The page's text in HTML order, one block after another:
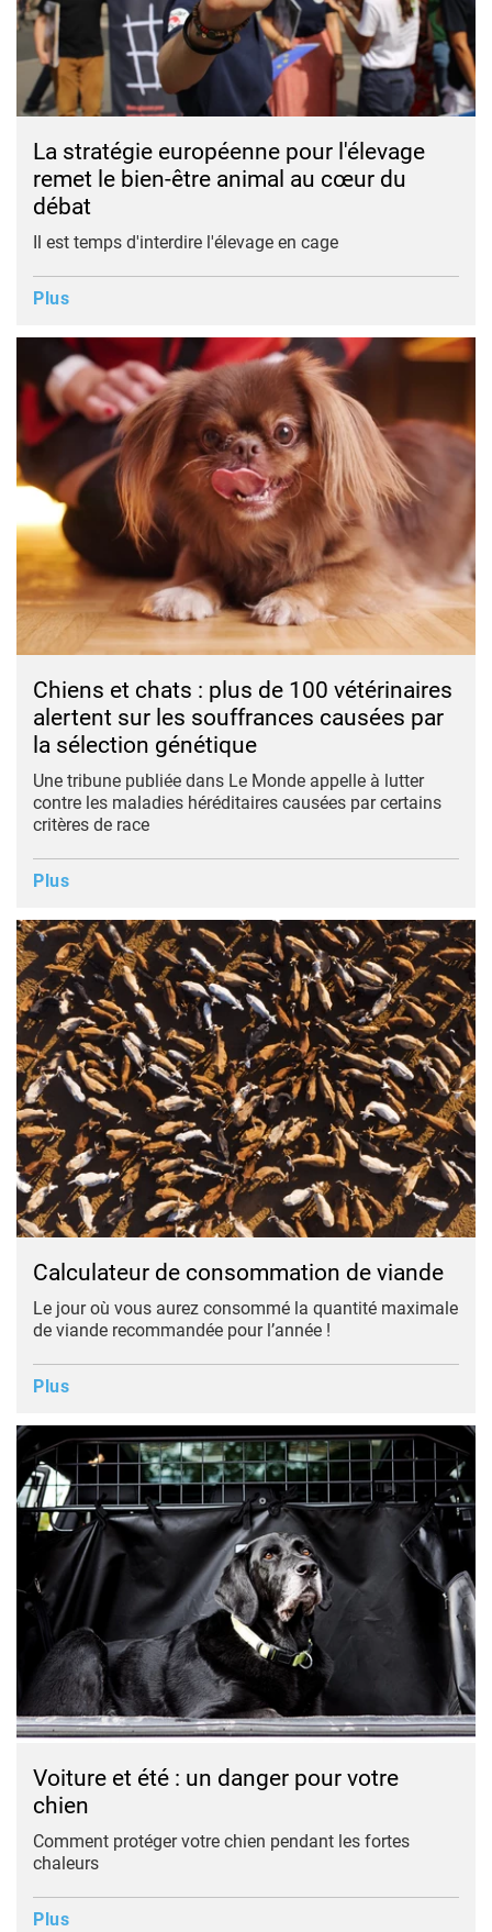
La stratégie européenne pour l'élevage
remet le bien-être animal au cœur du
débat
Il est temps d'interdire l'élevage en cage
Plus
Chiens et chats : plus de 100 vétérinaires
alertent sur les souffrances causées par
la sélection génétique
Une tribune publiée dans Le Monde appelle à lutter
contre les maladies héréditaires causées par certains
critères de race
Plus
Calculateur de consommation de viande
Le jour où vous aurez consommé la quantité maximale
de viande recommandée pour l’année !
Plus
Voiture et été : un danger pour votre
chien
Comment protéger votre chien pendant les fortes
chaleurs
Plus